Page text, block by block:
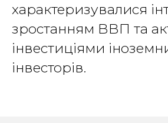
характеризувалися
зростанням ВВП та
інвестиціями
інвесторів.